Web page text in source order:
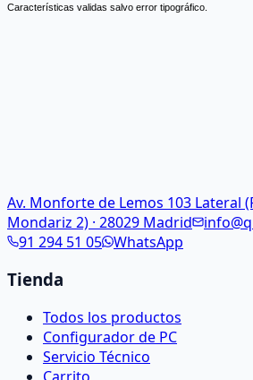
Características validas salvo error tipográfico.
Av. Monforte de Lemos 103 Lateral
Mondariz 2) · 28029 Madrid
91 294 51 05 WhatsApp
Tienda
Todos los productos
Configurador de PC
Servicio Técnico